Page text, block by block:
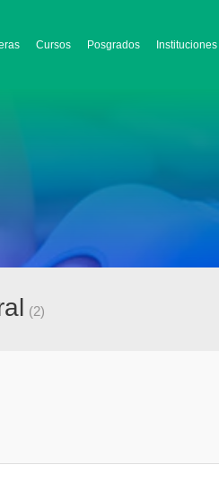
Cursos Posgrados
(2)